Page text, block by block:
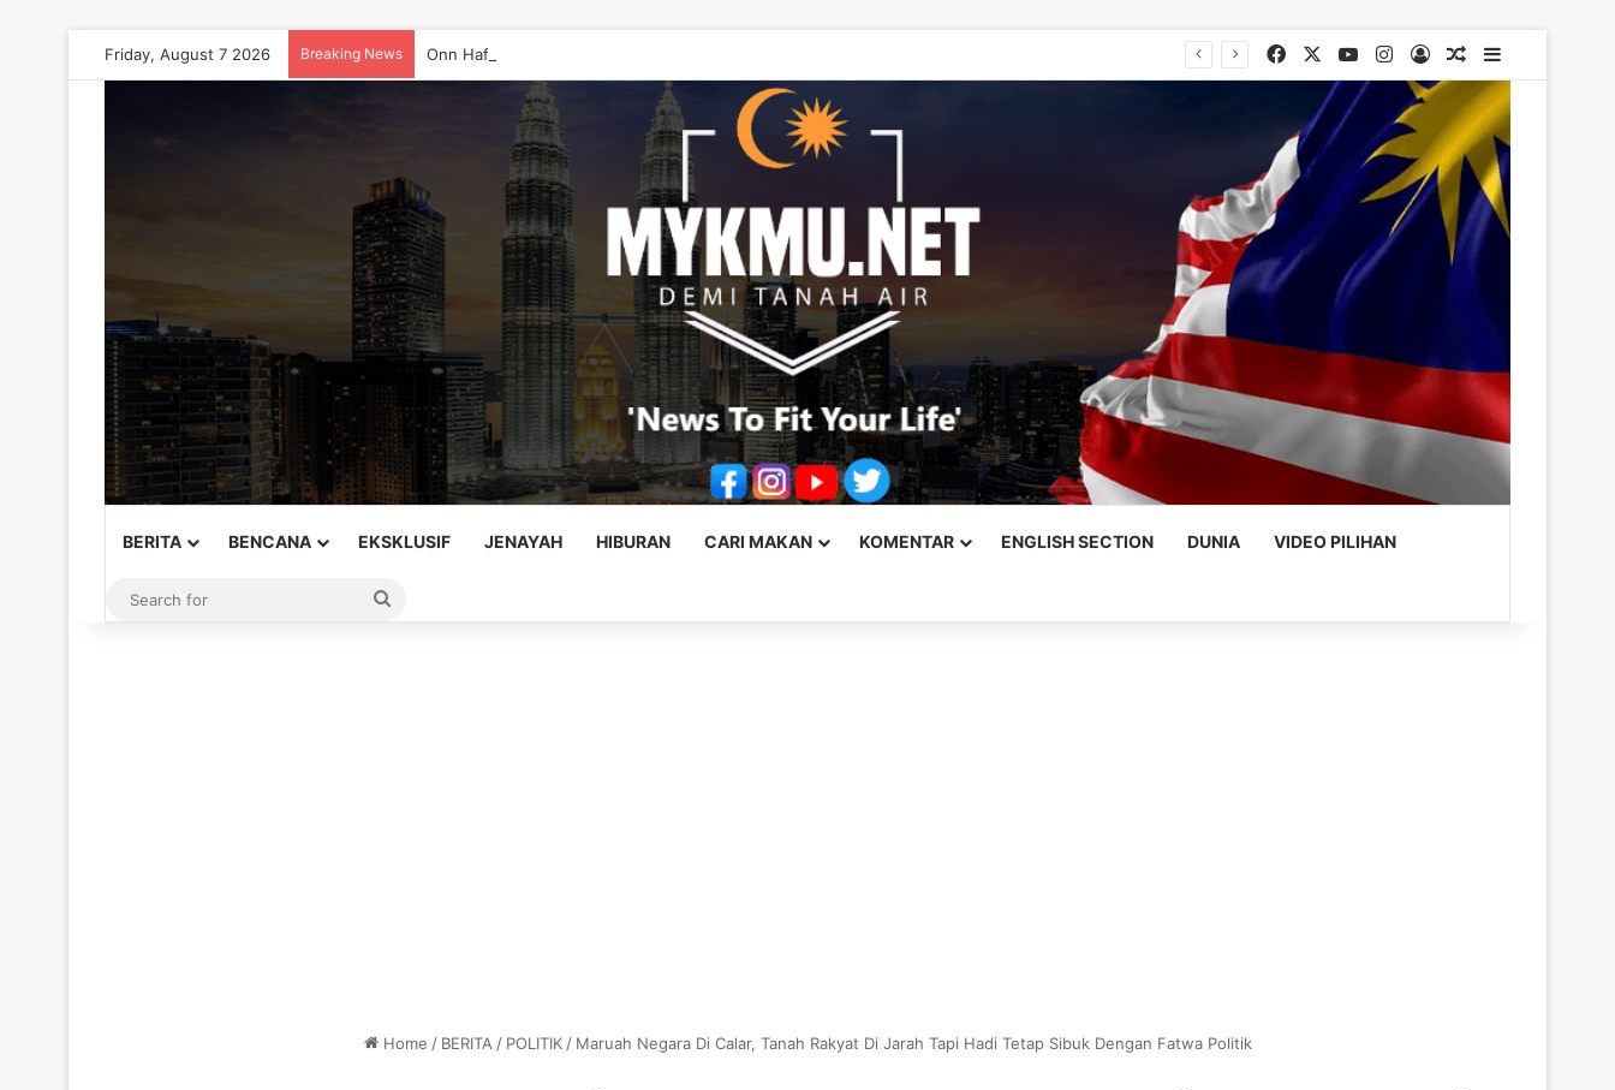
Friday, August 7 2026 Breaking News Onn Hafiz Bersuara Demi Pesakit, Jangan Diputarbelitkan – Hasrunizah Facebook YouTubeInstagram
Log InRandom Article
BERITA BENCANA EKSKLUSIF JENAYAH HIBURAN CARI MAKAN KOMENTAR ENGLISH SECTION DUNIA VIDEO PILIHAN
Home / BERITA / POLITIK / Maruah Negara Di Calar, Tanah Rakyat Di Jarah Tapi Hadi Tetap Sibuk Dengan Fatwa Politik